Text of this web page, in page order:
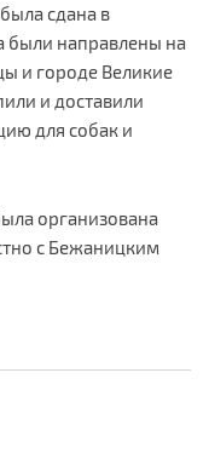
сдана в
были направлены на
и городе Великие
и доставили
для собак и
организована
с Бежаницким